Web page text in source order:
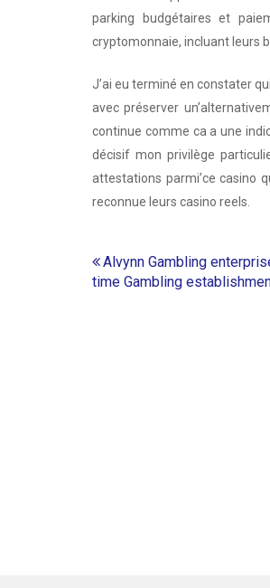
parking budgétaires et
cryptomonnaie, incluant leurs
J’ai eu terminé en constater
avec préserver
continue comme ca a une
décisif mon privilège
attestations parmi’ce casino
reconnue leurs casino reels.
Post
navigation
Alvynn Gambling
time Gambling